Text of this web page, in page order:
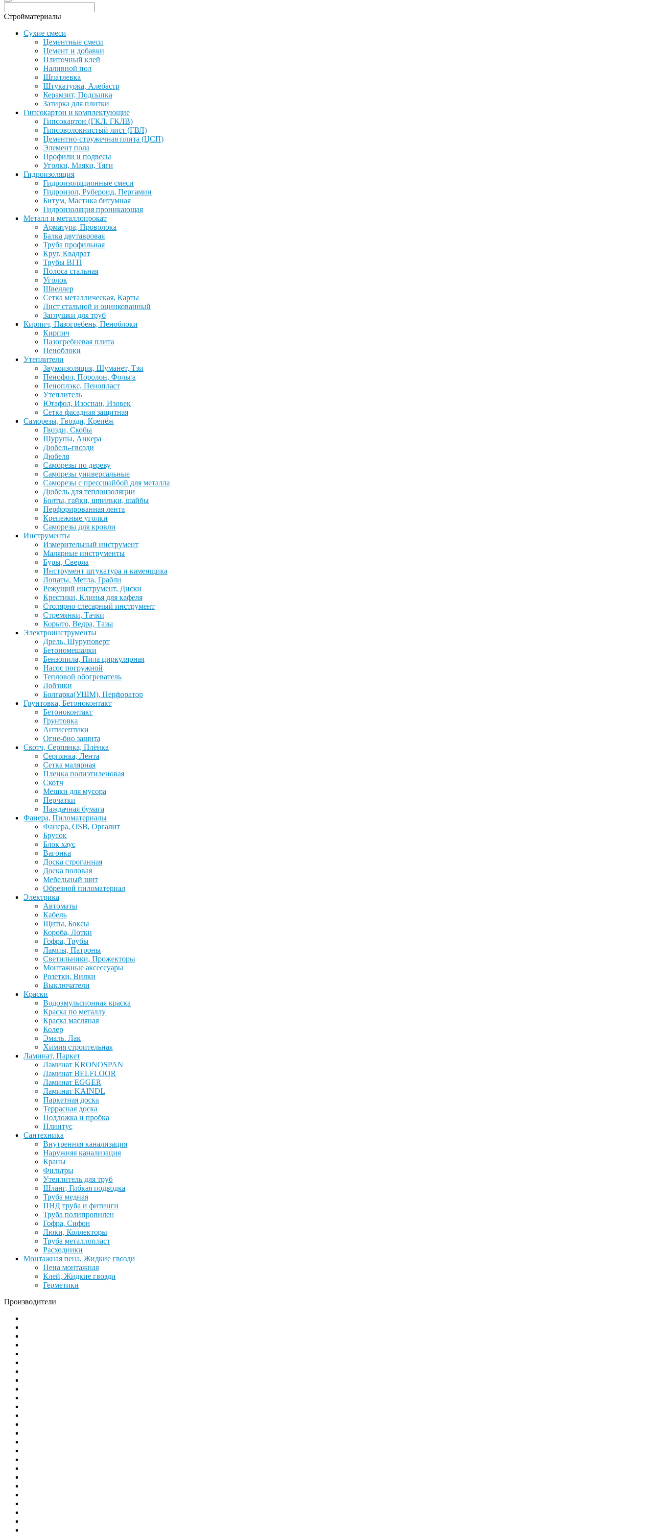
Стройматериалы
Сухие смеси
Цементные смеси
Цемент и добавки
Плиточный клей
Наливной пол
Шпатлевка
Штукатурка, Алебастр
Керамзит, Подсыпка
Затирка для плитки
Гипсокартон и комплектующие
Гипсокартон (ГКЛ. ГКЛВ)
Гипсоволокнистый лист (ГВЛ)
Цементно-стружечная плита (ЦСП)
Элемент пола
Профили и подвесы
Уголки, Маяки, Тяги
Гидроизоляция
Гидроизоляционные смеси
Гидроизол, Рубероид, Пергамин
Битум, Мастика битумная
Гидроизоляция проникающая
Металл и металлопрокат
Арматура, Проволока
Балка двутавровая
Труба профильная
Круг, Квадрат
Трубы ВГП
Полоса стальная
Уголок
Швеллер
Сетка металлическая, Карты
Лист стальной и оцинкованный
Заглушки для труб
Кирпич, Пазогребень, Пеноблоки
Кирпич
Пазогребневая плита
Пеноблоки
Утеплители
Звукоизоляция, Шуманет, Тзи
Пенофол, Поролон, Фольга
Пеноплэкс, Пенопласт
Утеплитель
Ютафол, Изоспан, Изовек
Сетка фасадная защитная
Саморезы, Гвозди, Крепёж
Гвозди, Скобы
Шурупы, Анкера
Дюбель-гвозди
Дюбеля
Саморезы по дереву
Саморезы универсальные
Саморезы с прессшайбой для металла
Дюбель для теплоизоляции
Болты, гайки, шпильки, шайбы
Перфорированная лента
Крепежные уголки
Саморезы для кровли
Инструменты
Измерительный инструмент
Малярные инструменты
Буры, Сверла
Инструмент штукатура и каменщика
Лопаты, Метла, Грабли
Режущий инструмент, Диски
Крестики, Клинья для кафеля
Столярно слесарный инструмент
Стремянки, Тачки
Корыто, Ведра, Тазы
Электроинструменты
Дрель, Шуруповерт
Бетономешалки
Бензопила, Пила циркулярная
Насос погружной
Тепловой обогреватель
Лобзики
Болгарка(УШМ), Перфоратор
Грунтовка, Бетоноконтакт
Бетоноконтакт
Грунтовка
Антисептики
Огне-био защита
Скотч, Серпянка, Плёнка
Серпянка, Лента
Сетка малярная
Пленка полиэтиленовая
Скотч
Мешки для мусора
Перчатки
Наждачная бумага
Фанера, Пиломатериалы
Фанера, OSB, Оргалит
Брусок
Блок хаус
Вагонка
Доска строганная
Доска половая
Мебельный щит
Обрезной пиломатериал
Электрика
Автоматы
Кабель
Щиты, Боксы
Короба, Лотки
Гофра, Трубы
Лампы, Патроны
Светильники, Прожекторы
Монтажные аксессуары
Розетки, Вилки
Выключатели
Краски
Водоэмульсионная краска
Краска по металлу
Краска масляная
Колер
Эмаль. Лак
Химия строительная
Ламинат, Паркет
Ламинат KRONOSPAN
Ламинат BELFLOOR
Ламинат EGGER
Ламинат KAINDL
Паркетная доска
Террасная доска
Подложка и пробка
Плинтус
Сантехника
Внутренняя канализация
Наружняя канализация
Краны
Фильтры
Утеплитель для труб
Шланг, Гибкая подводка
Труба медная
ПНД труба и фитинги
Труба полипропилен
Гофра, Сифон
Люки, Коллекторы
Труба металлопласт
Расходники
Монтажная пена, Жидкие гвозди
Пена монтажная
Клей, Жидкие гвозди
Герметики
Производители